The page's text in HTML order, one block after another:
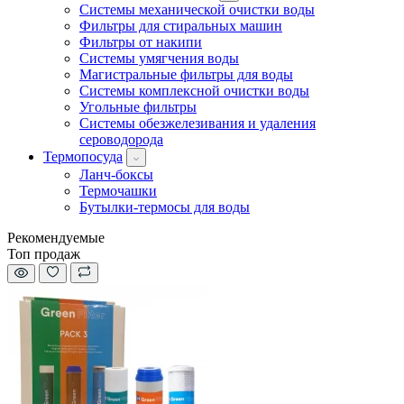
Системы механической очистки воды
Фильтры для стиральных машин
Фильтры от накипи
Системы умягчения воды
Магистральные фильтры для воды
Системы комплексной очистки воды
Угольные фильтры
Системы обезжелезивания и удаления
сероводорода
Термопосуда
Ланч-боксы
Термочашки
Бутылки-термосы для воды
Рекомендуемые
Топ продаж